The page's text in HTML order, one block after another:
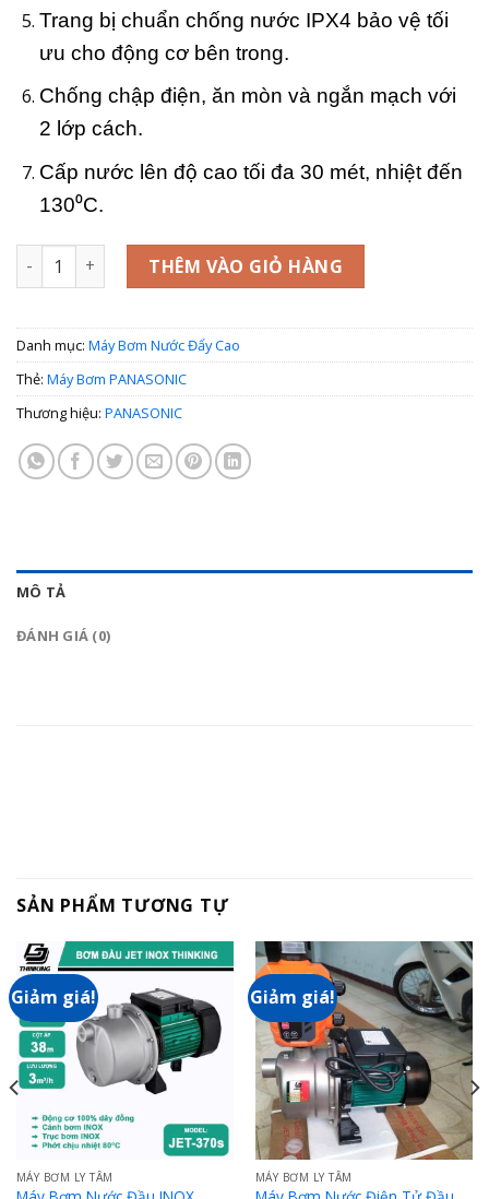
Trang bị chuẩn chống nước IPX4 bảo vệ tối
ưu cho động cơ bên trong.
Chống chập điện, ăn mòn và ngắn mạch với
2 lớp cách.
Cấp nước lên độ cao tối đa 30 mét, nhiệt đến
130⁰C.
Máy Bơm Nước PANASONIC 129 JXK số lượng
THÊM VÀO GIỎ HÀNG
Danh mục: Máy Bơm Nước Đẩy Cao
Thẻ: Máy Bơm PANASONIC
Thương hiệu: PANASONIC
MÔ TẢ
ĐÁNH GIÁ (0)
SẢN PHẨM TƯƠNG TỰ
Giảm giá!
MÁY BƠM LY TÂM
Giảm giá!
MÁY BƠM LY TÂM